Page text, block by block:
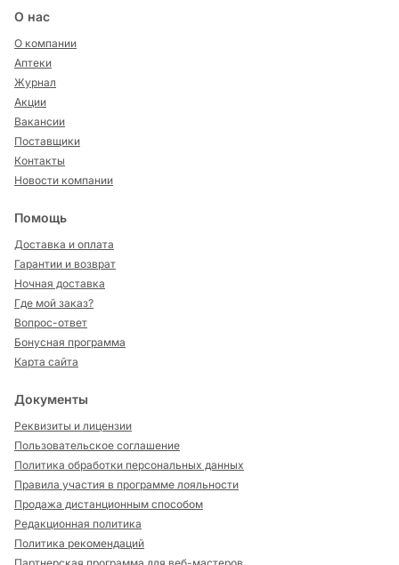
О нас
О компании
Аптеки
Журнал
Акции
Вакансии
Поставщики
Контакты
Новости компании
Помощь
Доставка и оплата
Гарантии и возврат
Ночная доставка
Где мой заказ?
Вопрос-ответ
Бонусная программа
Карта сайта
Документы
Реквизиты и лицензии
Пользовательское соглашение
Политика обработки персональных данных
Правила участия в программе лояльности
Продажа дистанционным способом
Редакционная политика
Политика рекомендаций